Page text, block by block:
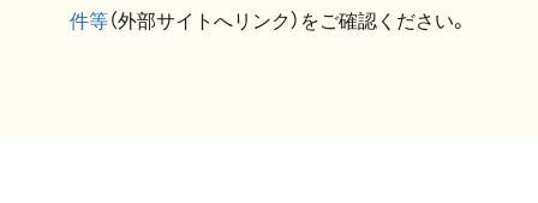
件等（外部サイトへリンク）をご確認ください。